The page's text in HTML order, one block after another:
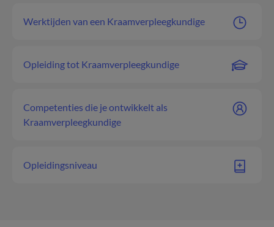
Werktijden van een Kraamverpleegkundige
Opleiding tot Kraamverpleegkundige
Competenties die je ontwikkelt als
Kraamverpleegkundige
Opleidingsniveau